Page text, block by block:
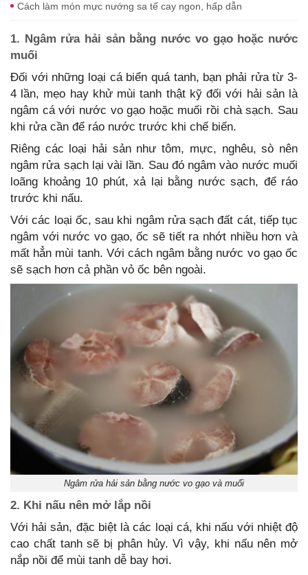
Cách làm món mực nướng sa tế cay ngon, hấp dẫn
1. Ngâm rửa hải sản bằng nước vo gạo hoặc nước
muối
Đối với những loại cá biển quá tanh, bạn phải rửa từ 3-
4 lần, mẹo hay khử mùi tanh thật kỹ đối với hải sản là
ngâm cá với nước vo gạo hoặc muối rồi chà sạch. Sau
khi rửa cần để ráo nước trước khi chế biến.
Riêng các loại hải sản như tôm, mực, nghêu, sò nên
ngâm rửa sạch lại vài lần. Sau đó ngâm vào nước muối
loãng khoảng 10 phút, xả lại bằng nước sạch, để ráo
trước khi nấu.
Với các loại ốc, sau khi ngâm rửa sạch đất cát, tiếp tục
ngâm với nước vo gạo, ốc sẽ tiết ra nhớt nhiều hơn và
mất hẳn mùi tanh. Với cách ngâm bằng nước vo gạo ốc
sẽ sạch hơn cả phần vỏ ốc bên ngoài.
Ngâm rửa hải sản bằng nước vo gạo và muối
2. Khi nấu nên mở lắp nồi
Với hải sản, đặc biệt là các loại cá, khi nấu với nhiệt độ
cao chất tanh sẽ bị phân hủy. Vì vậy, khi nấu nên mở
nắp nồi để mùi tanh dễ bay hơi.